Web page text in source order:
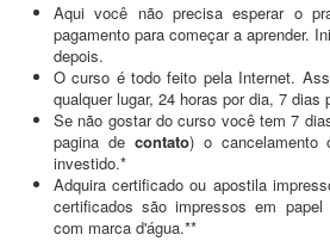
Aqui você não precisa esperar o
pagamento para começar a aprender.
depois.
O curso é todo feito pela Internet.
qualquer lugar, 24 horas por dia, 7 dias
Se não gostar do curso você tem 7
pagina de contato) o cancelamento
investido.*
Adquira certificado ou apostila
certificados são impressos em
com marca d'água.**